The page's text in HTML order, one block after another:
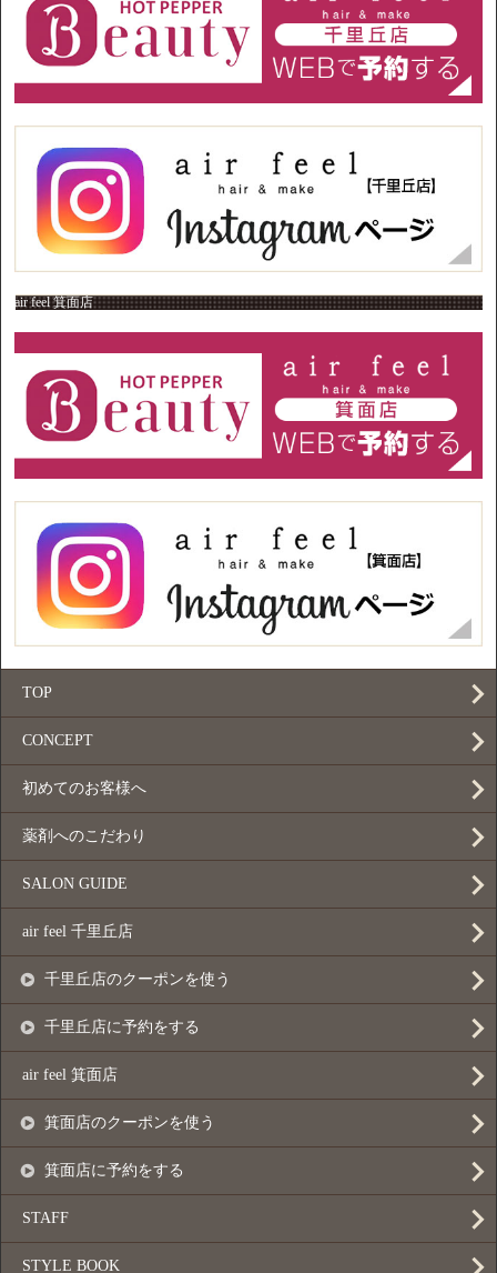
air feel 箕面店
TOP
CONCEPT
初めてのお客様へ
薬剤へのこだわり
SALON GUIDE
air feel 千里丘店
千里丘店のクーポンを使う
千里丘店に予約をする
air feel 箕面店
箕面店のクーポンを使う
箕面店に予約をする
STAFF
STYLE BOOK